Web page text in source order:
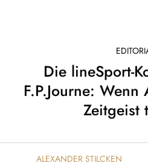
Die lineSport-
F.P.Journe:
Zeitgeist
ALEXANDER STILCKEN